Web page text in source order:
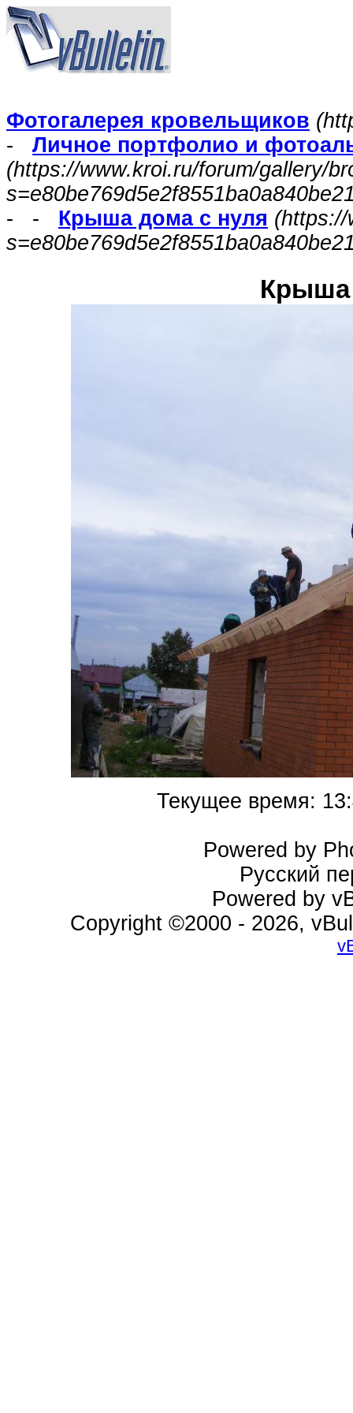
Фотогалерея кровельщиков
- Личное портфолио и
(https://www.kroi.ru/forum/gallery/
- - Крыша дома с нуля (https://
Крыша
Текущее время:
Powered by
Русский
Powered by
Copyright ©2000 - 2026,